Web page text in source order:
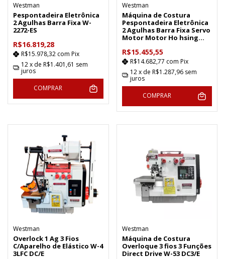
Westman
Pespontadeira Eletrônica
2 Agulhas Barra Fixa W-
2272-ES
R$16.819,28
R$15.978,32 com Pix
12x de R$1.401,61 sem
juros
COMPRAR
Westman
Máquina de Costura
Pespontadeira Eletrônica
2 Agulhas Barra Fixa Servo
Motor Motor Ho hsing
R$15.455,55
R$14.682,77 com Pix
12 x de R$1.287,96 sem
juros
COMPRAR
Westman
Overlock 1 Ag 3 Fios
C/Aparelho de Elástico W-4
3LFC DC/E
Westman
Máquina de Costura
Overloque 3 fios 3 Funções
Direct Drive W-53 DC3/E